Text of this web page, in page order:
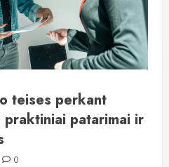
teises perkant
patarimai ir
0